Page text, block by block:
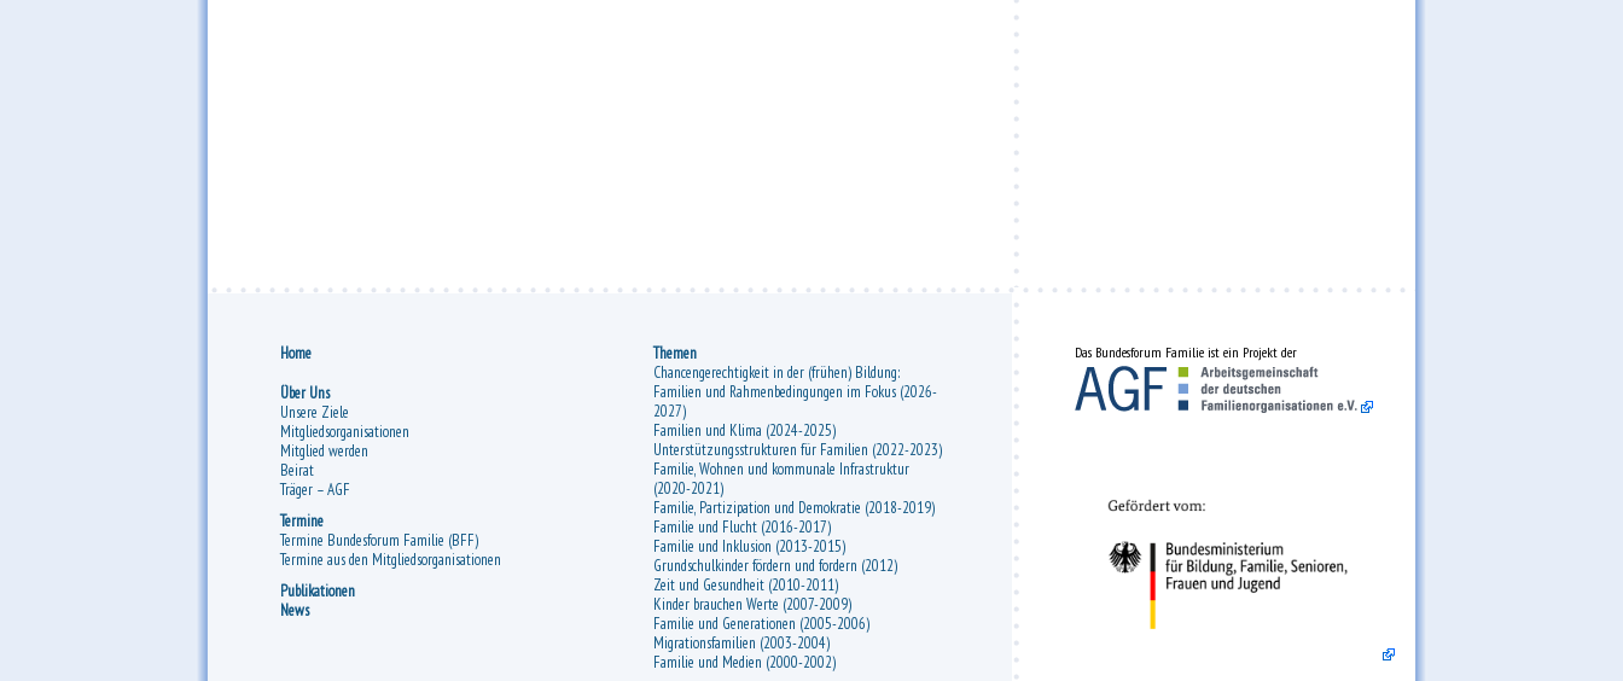
Home
Über Uns
Unsere Ziele
Mitgliedsorganisationen
Mitglied werden
Beirat
Träger – AGF
Termine
Termine Bundesforum Familie (BFF)
Termine aus den Mitgliedsorganisationen
Publikationen
News
Themen
Chancengerechtigkeit in der (frühen) Bildung:
Familien und Rahmenbedingungen im Fokus (2026-
2027)
Familien und Klima (2024-2025)
Unterstützungsstrukturen für Familien (2022-2023)
Familie, Wohnen und kommunale Infrastruktur
(2020-2021)
Familie, Partizipation und Demokratie (2018-2019)
Familie und Flucht (2016-2017)
Familie und Inklusion (2013-2015)
Grundschulkinder fördern und fordern (2012)
Zeit und Gesundheit (2010-2011)
Kinder brauchen Werte (2007-2009)
Familie und Generationen (2005-2006)
Migrationsfamilien (2003-2004)
Familie und Medien (2000-2002)
Das Bundesforum Familie ist ein Projekt der